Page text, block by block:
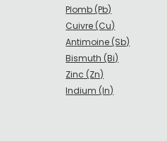
Plomb (Pb)
Cuivre (Cu)
Antimoine (Sb)
Bismuth (Bi)
Zinc (Zn)
Indium (In)